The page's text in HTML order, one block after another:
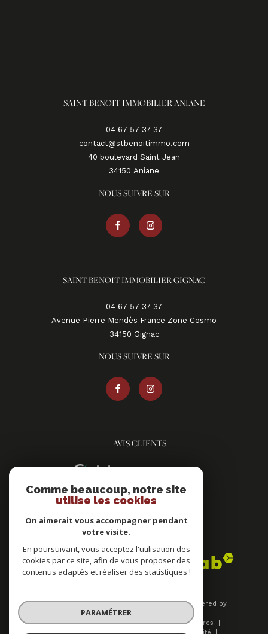
SAINT BENOIT IMMOBILIER ANIANE
04 67 57 37 37
contact@stbenoitimmo.com
40 boulevard Saint Jean
34150
aniane
NOUS SUIVRE SUR
SAINT BENOIT IMMOBILIER GIGNAC
04 67 57 37 37
Avenue Pierre Mendès France Zone Cosmo
34150
gignac
NOUS SUIVRE SUR
AVIS CLIENTS
ADHÉRENTS
© 2026 | Tous droits réservés | Traduction powered by
Google |
Plan du site
Mentions légales
Nos honoraires
Admin
Nos liens Politique de confidentialité
Comme beaucoup, notre site
utilise les cookies
On aimerait vous accompagner pendant
votre visite.
En poursuivant, vous acceptez l'utilisation des
cookies par ce site, afin de vous proposer des
contenus adaptés et réaliser des statistiques !
PARAMÉTRER